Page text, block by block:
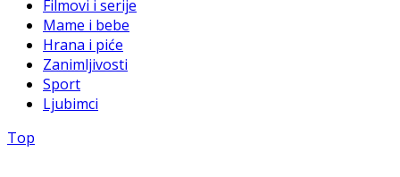
Filmovi i serije
Mame i bebe
Hrana i piće
Zanimljivosti
Sport
Ljubimci
Top